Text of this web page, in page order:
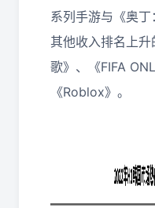
系列手游与《奥丁
其他收入排名上
歌》、《FIFA
《Roblox》。